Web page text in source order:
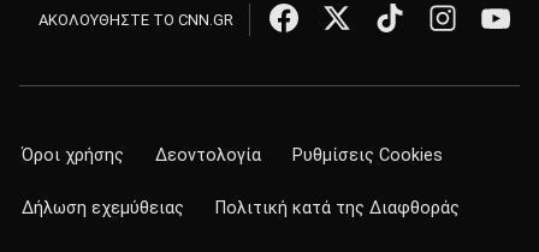
ΑΚΟΛΟΥΘΗΣΤΕ ΤΟ CNN.GR
Όροι χρήσης Δεοντολογία Ρυθμίσεις Cookies
Δήλωση εχεμύθειας Πολιτική κατά της Διαφθοράς